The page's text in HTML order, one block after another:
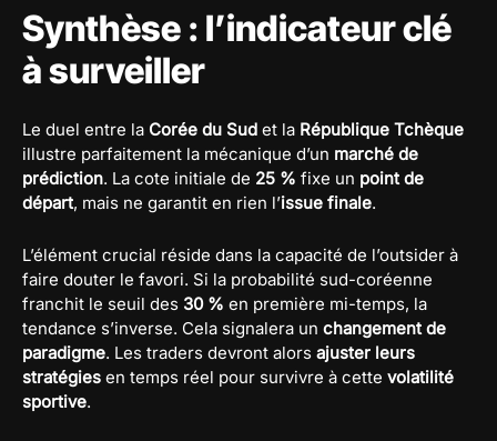
Synthèse : l’indicateur clé
à surveiller
Le duel entre la Corée du Sud et la République Tchèque
illustre parfaitement la mécanique d’un marché de
prédiction. La cote initiale de 25 % fixe un point de
départ, mais ne garantit en rien l’issue finale.
L’élément crucial réside dans la capacité de l’outsider à
faire douter le favori. Si la probabilité sud-coréenne
franchit le seuil des 30 % en première mi-temps, la
tendance s’inverse. Cela signalera un changement de
paradigme. Les traders devront alors ajuster leurs
stratégies en temps réel pour survivre à cette volatilité
sportive.